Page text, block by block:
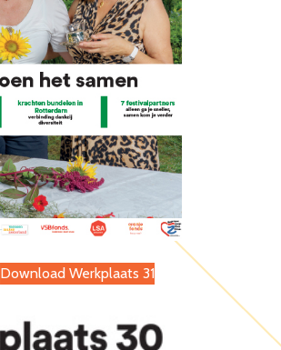
Download Werkplaats 31